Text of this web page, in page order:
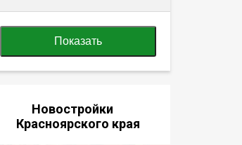
Показать
Новостройки
Красноярского края